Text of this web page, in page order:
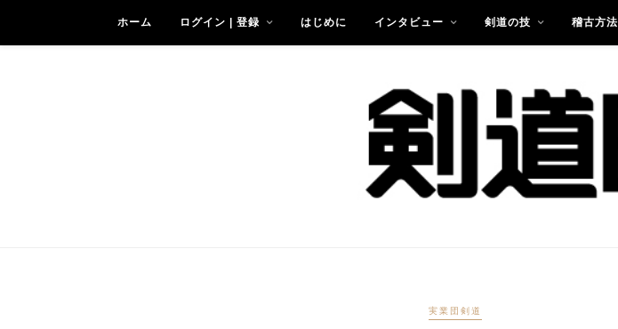
ホーム ログイン | 登録 はじめに インタビュー 剣道の技 稽古方法
実業団剣道